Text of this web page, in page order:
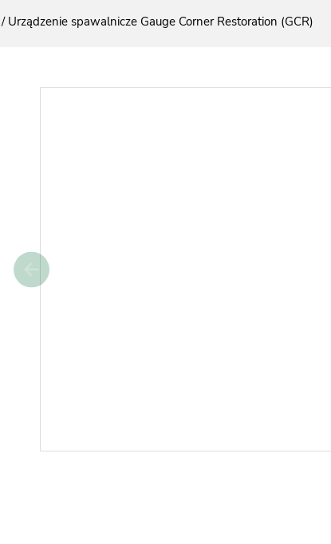
/ Urządzenie spawalnicze Gauge Corner Restoration (GCR)